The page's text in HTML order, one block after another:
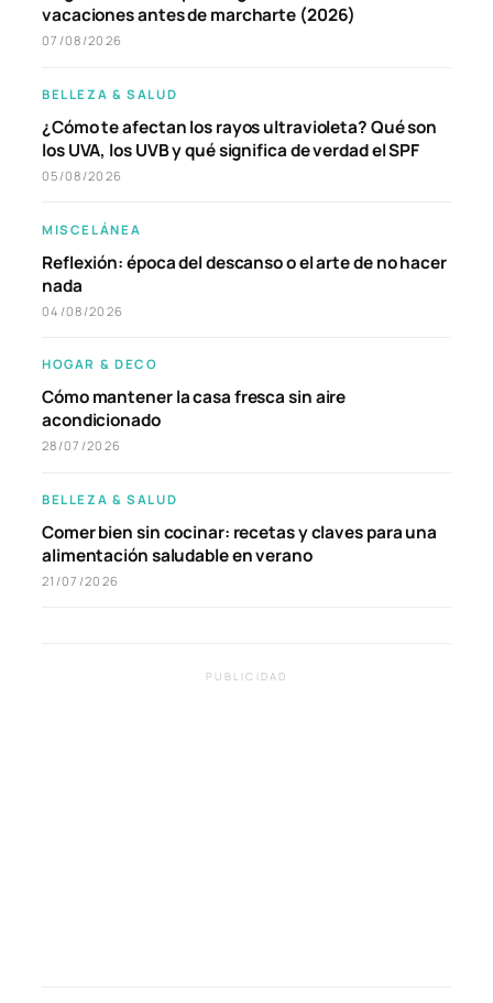
vacaciones antes de marcharte (2026)
07/08/2026
BELLEZA & SALUD
¿Cómo te afectan los rayos ultravioleta? Qué son
los UVA, los UVB y qué significa de verdad el SPF
05/08/2026
MISCELÁNEA
Reflexión: época del descanso o el arte de no hacer
nada
04/08/2026
HOGAR & DECO
Cómo mantener la casa fresca sin aire
acondicionado
28/07/2026
BELLEZA & SALUD
Comer bien sin cocinar: recetas y claves para una
alimentación saludable en verano
21/07/2026
PUBLICIDAD